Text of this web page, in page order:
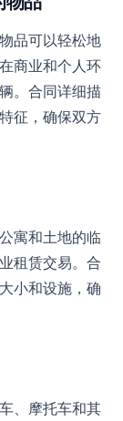
品可以轻松地
商业和个人环
。合同详细描
征，确保双方
寓和土地的临
租赁交易。合
小和设施，确
、摩托车和其